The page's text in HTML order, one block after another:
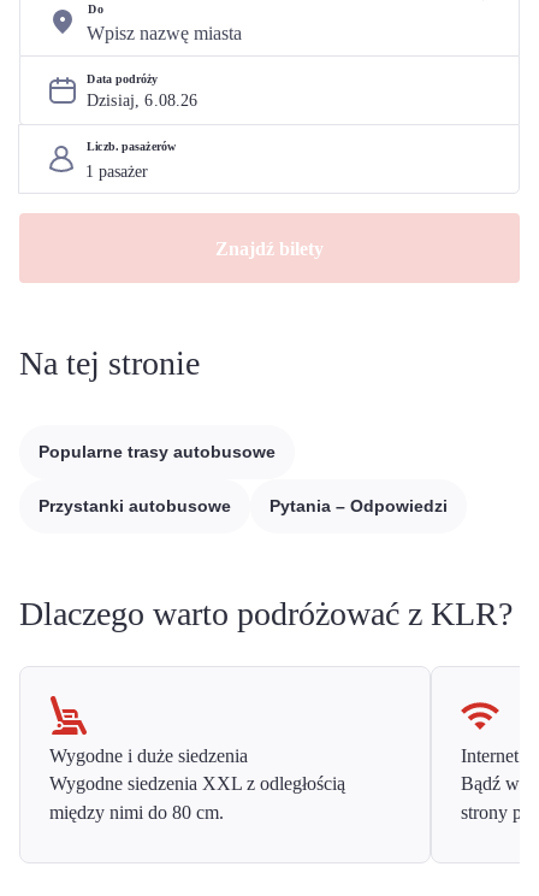
Do
Data podróży
Dzisiaj, 6.08.26
Liczb. pasażerów
Znajdź bilety
Na tej stronie
Popularne trasy autobusowe
Przystanki autobusowe Pytania – Odpowiedzi
Dlaczego warto podróżować z KLR?
Wygodne i duże siedzenia
Wygodne siedzenia XXL z odległością
między nimi do 80 cm.
Internet
Bądź w
strony